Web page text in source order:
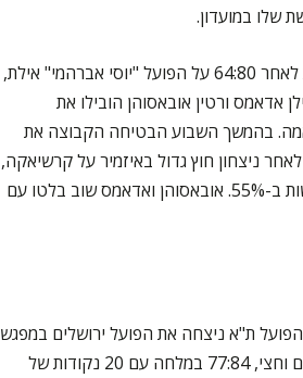
הפועל ירושלים שמרה על מאזן מושלם בבית לאחר 64:80 על הפועל "יוסי אברהמי" אילת,
אדאמס ורטין אובאסוהן הובילו את
ו-14 נקודות בהתאמה. בהמשך השבוע הבטיחה הקבוצה את
ניצחון חוץ גדול באיזמיר על קרשיאקה,
65:85 בעזרת ערב קליעה אדיר של 16 שלשות ב-55%. אובאסוהן ואדאמס שוב בלטו עם
החזרה שלה לליגת ווינר סל, 12/13, הפועל ת"א ניצחה את הפועל ירושלים במפגש
הראשון ביניהן בליגה הבכירה אחרי שש שנים וחצי, 77:84 במלחה עם 20 נקודות של